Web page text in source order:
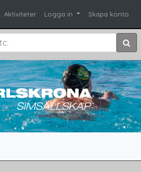
Aktiviteter Logga in Skapa konto
Sök